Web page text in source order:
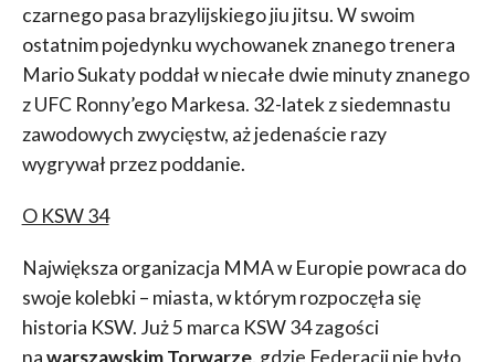
czarnego pasa brazylijskiego jiu jitsu. W swoim
ostatnim pojedynku wychowanek znanego trenera
Mario Sukaty poddał w niecałe dwie minuty znanego
z UFC Ronny’ego Markesa. 32-latek z siedemnastu
zawodowych zwycięstw, aż jedenaście razy
wygrywał przez poddanie.
O KSW 34
Największa organizacja MMA w Europie powraca do
swoje kolebki – miasta, w którym rozpoczęła się
historia KSW. Już 5 marca KSW 34 zagości
nawarszawskim Torwarze, gdzie Federacji nie było